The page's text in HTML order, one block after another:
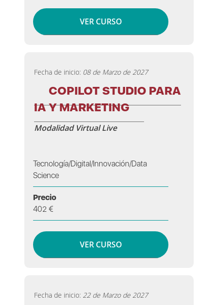
VER CURSO
Fecha de inicio: 08 de Marzo de 2027
COPILOT STUDIO PARA
IA Y MARKETING
Modalidad Virtual Live
Tecnología/Digital/Innovación/Data
Science
Precio
402 €
VER CURSO
Fecha de inicio: 22 de Marzo de 2027